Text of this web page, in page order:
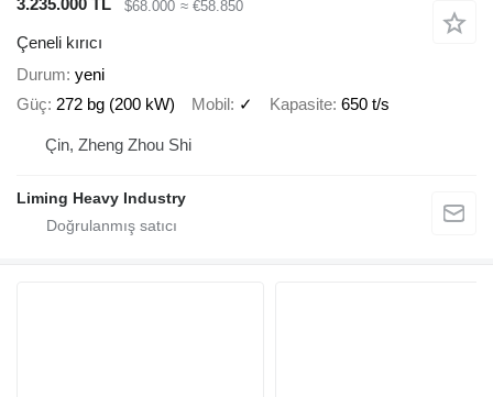
3.235.000 TL $68.000 ≈ €58.850
Çeneli kırıcı
Durum yeni
Güç 272 bg (200 kW) Mobil ✓ Kapasite 650 t/s
Çin, Zheng Zhou Shi
Liming Heavy Industry